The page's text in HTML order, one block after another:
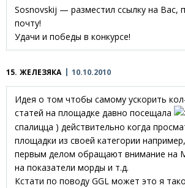
Sosnovskij — разместил ссылку на Вас,
почту!
Удачи и победы в конкурсе!
15. ЖЕЛЕЗЯКА 10.10.2010
Идея о том чтобы самому ускорить
статей на площадке давно посещала
спалицца ) действительно когда
площадки из своей категории
первым делом обращают внимание на
на показатели морды и т.д.
Кстати по поводу GGL может это я